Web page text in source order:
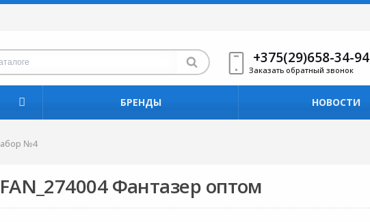
+375(29)658-34-94
Заказать обратный звонок
БРЕНДЫ НОВОСТИ
№4
Фантазер оптом